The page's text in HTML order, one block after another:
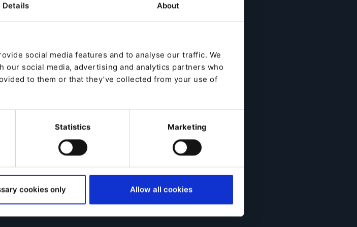
Details About
social media features and to analyse our traffic. We
social media, advertising and analytics partners who
to them or that they’ve collected from your use of
Statistics Marketing
cookies only Allow all cookies